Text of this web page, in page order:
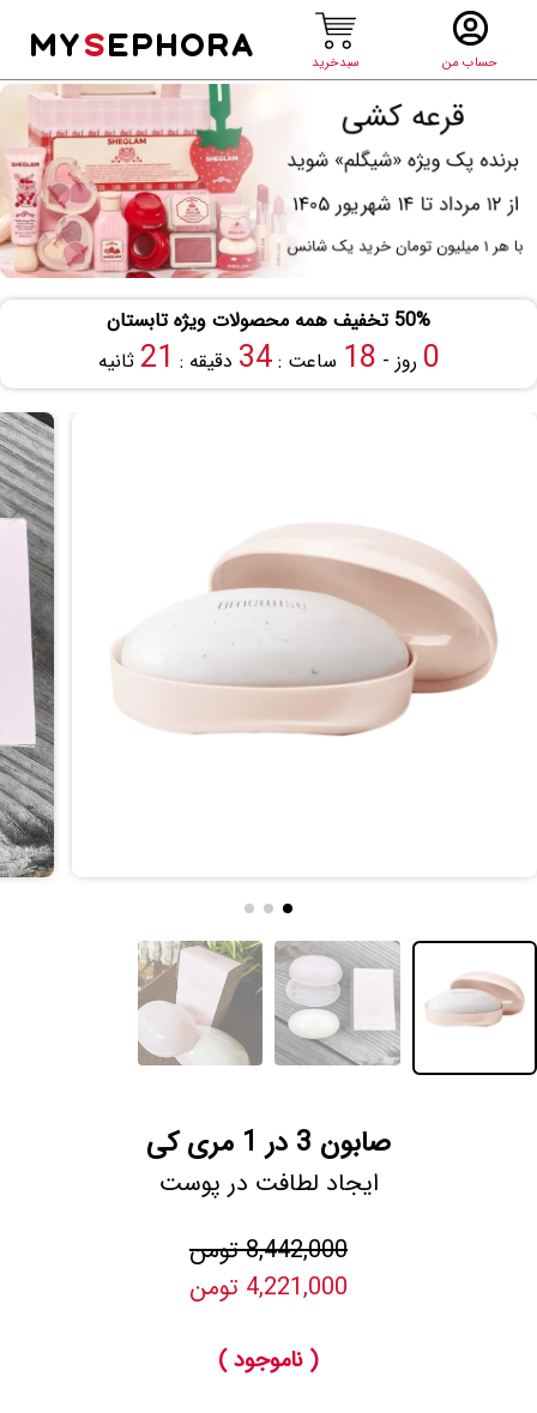
حساب من سبدخرید
MYSEPHORA
50% تخفیف همه محصولات ویژه تابستان
0 روز - 18 ساعت :34 دقیقه : 20 ثانیه
صابون 3 در 1 مری کی
ایجاد لطافت در پوست
8,442,000 تومن
4,221,000 تومن
( ناموجود )